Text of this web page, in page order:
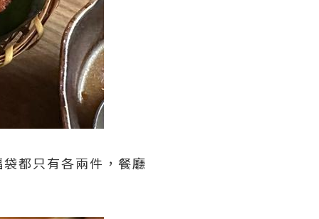
都只有各兩件，餐廳